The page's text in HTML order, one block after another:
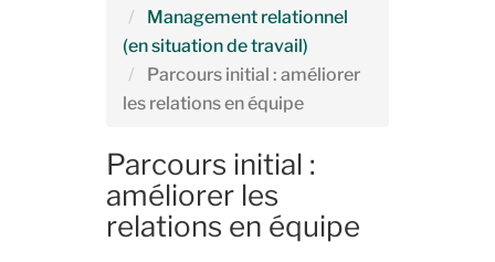
Management relationnel
(en situation de travail)
Parcours initial : améliorer
les relations en équipe
Parcours initial :
améliorer les
relations en équipe